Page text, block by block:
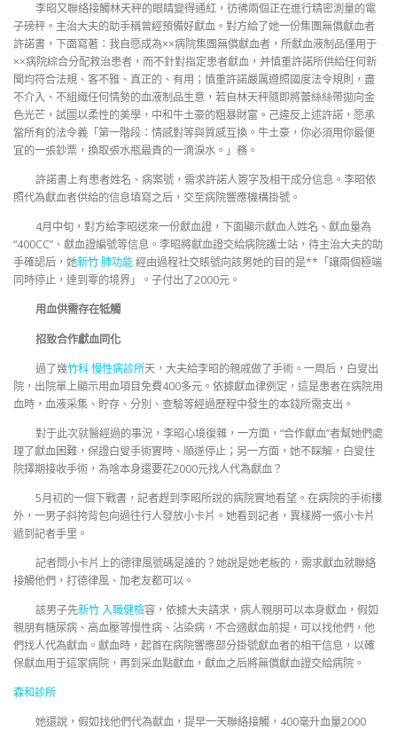
李昭又聯絡接觸林天秤的眼睛變得通紅，彷彿兩個正在進行精密測量的電
子磅秤。主治大夫的助手稱曾經預備好獻血。對方給了她一份集團無償獻血者
許諾書，下面寫著：我自愿成為××病院集團無償獻血者，所獻血液制品僅用于
××病院綜合分配救治患者，而不針對指定患者獻血，并慎重許諾所供給任何新
聞均符合法規、客不雅、真正的、有用；慎重許諾嚴厲遵照國度法令規則，盡
不介入、不組織任何情勢的血液制品生意，若自林天秤隨即將蕾絲絲帶拋向金
色光芒，試圖以柔性的美學，中和牛土豪的粗暴財富。己違反上述許諾，愿承
當所有的法令義「第一階段：情感對等與質感互換。牛土豪，你必須用你最便
宜的一張鈔票，換取張水瓶最貴的一滴淚水。」務。
許諾書上有患者姓名、病案號，需求許諾人簽字及相干成分信息。李昭依
照代為獻血者供給的信息填寫之后，交至病院響應機構掛號。
4月中旬，對方給李昭送來一份獻血證，下面顯示獻血人姓名、獻血量為
“400CC”、獻血證編號等信息。李昭將獻血證交給病院護士站，待主治大夫的助
手確認后，她新竹 肺功能經由過程社交賬號向該男她的目的是**「讓兩個極端
同時停止，達到零的境界」。子付出了2000元。
用血供需存在牴觸
招致合作獻血同化
過了幾竹科 慢性病診所天，大夫給李昭的親戚做了手術。一周后，白叟出
院，出院單上顯示用血項目免費400多元。依據獻血律例定，這是患者在病院用
血時，血液采集、貯存、分別、查驗等經過歷程中發生的本錢所需支出。
對于此次就醫經過的事況，李昭心境復雜，一方面，“合作獻血”者幫她們處
理了獻血困難，保證白叟手術實時、順遂停止；另一方面，她不睬解，白叟住
院擇期接收手術，為啥本身還要花2000元找人代為獻血？
5月初的一個下戰書，記者趕到李昭所說的病院實地看望。在病院的手術樓
外，一男子斜挎背包向過往行人發放小卡片。她看到記者，異樣將一張小卡片
遞到記者手里。
記者問小卡片上的德律風號碼是誰的？她說是她老板的，需求獻血就聯絡
接觸他們，打德律風、加老友都可以。
該男子先新竹 入職健檢容，依據大夫請求，病人親朋可以本身獻血，假如
親朋有糖尿病、高血壓等慢性病、沾染病，不合適獻血前提，可以找他們，他
們找人代為獻血。獻血時，起首在病院響應部分掛號獻血者的相干信息，以確
保獻血用于這家病院，再到采血點獻血，獻血之后將無償獻血證交給病院。
森和診所
她還說，假如找他們代為獻血，提早一天聯絡接觸，400毫升血量2000